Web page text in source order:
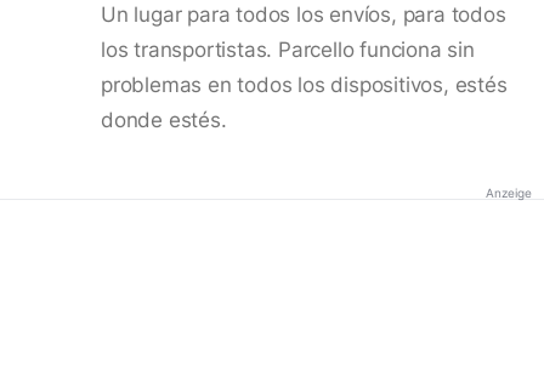
Un lugar para todos los envíos, para todos
los transportistas. Parcello funciona sin
problemas en todos los dispositivos, estés
donde estés.
Anzeige